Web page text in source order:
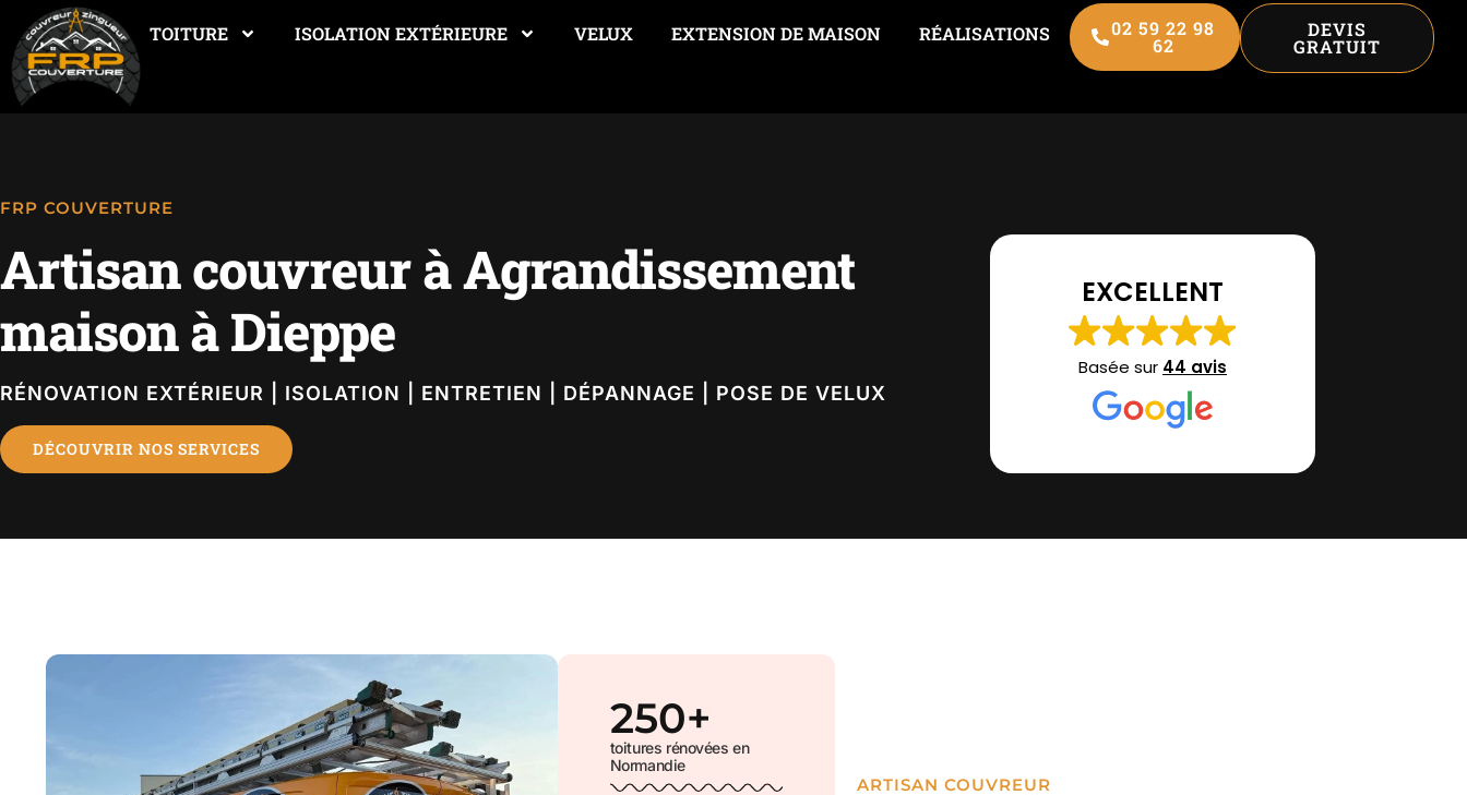
TOITURE ISOLATION EXTÉRIEURE VELUX EXTENSION DE MAISON RÉALISATIONS 02 59 22 98
62
DEVIS
GRATUIT
FRP COUVERTURE
Artisan couvreur à Agrandissement
maison à Dieppe
RÉNOVATION EXTÉRIEUR | ISOLATION | ENTRETIEN | DÉPANNAGE | POSE DE VELUX
DÉCOUVRIR NOS SERVICES
EXCELLENT
Basée sur 44 avis
toitures rénovées en
Normandie
250+
ARTISAN COUVREUR